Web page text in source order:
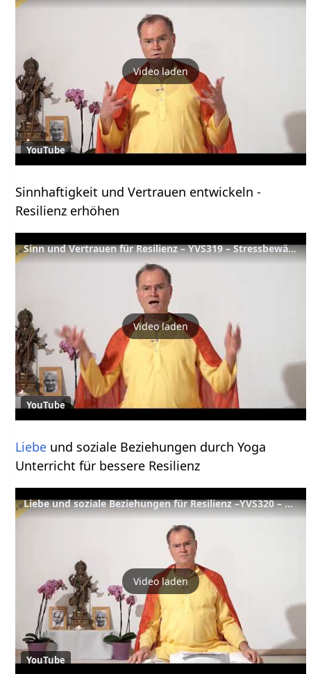
Video laden
YouTube
Sinnhaftigkeit und Vertrauen entwickeln -
Resilienz erhöhen
Sinn und Vertrauen für Resilienz – YVS319 – Stressbewältigung B4
Video laden
YouTube
Liebe und soziale Beziehungen durch Yoga
Unterricht für bessere Resilienz
Liebe und soziale Beziehungen für Resilienz –YVS320 – Stressbewältigung B5
Video laden
YouTube